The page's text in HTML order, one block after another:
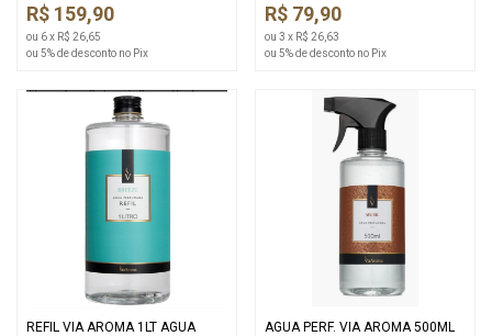
R$ 159,90
ou 6 x R$ 26,65
ou 5% de desconto no Pix
R$ 79,90
ou 3 x R$ 26,63
ou 5% de desconto no Pix
REFIL VIA AROMA 1LT AGUA
AGUA PERF. VIA AROMA 500ML